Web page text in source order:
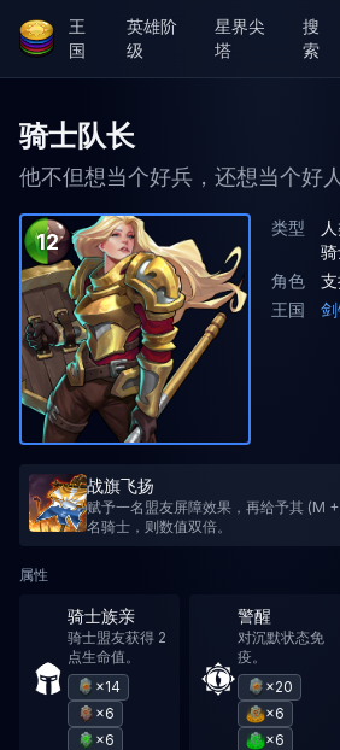
王
国
英雄阶
级
星界尖
塔
搜
索
骑士队长
他不但想当个好兵，还想当个好人
12
类型
角色
王国
战旗飞扬
赋予一名盟友屏障效果，再给予其 (M
名骑士，则数值双倍。
属性
骑士族亲
骑士盟友获得 2
点生命值。
×14
×6
×6
警醒
对沉默状态免
疫。
×20
×6
×6